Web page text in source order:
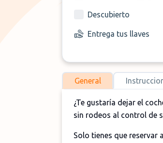
Descubierto
Entrega tus llaves
General
¿Te gustaría dejar el
sin rodeos al control de
Solo tienes que reservar